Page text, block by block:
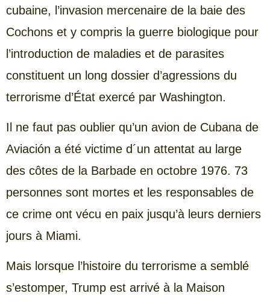
cubaine, l’invasion mercenaire de la baie des
Cochons et y compris la guerre biologique pour
l’introduction de maladies et de parasites
constituent un long dossier d’agressions du
terrorisme d’État exercé par Washington.
Il ne faut pas oublier qu’un avion de Cubana de
Aviación a été victime d´un attentat au large
des côtes de la Barbade en octobre 1976. 73
personnes sont mortes et les responsables de
ce crime ont vécu en paix jusqu’à leurs derniers
jours à Miami.
Mais lorsque l’histoire du terrorisme a semblé
s’estomper, Trump est arrivé à la Maison